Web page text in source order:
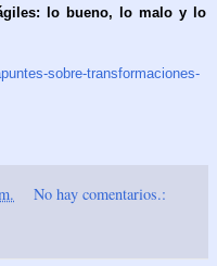
lo bueno, lo malo y lo
sobre-transformaciones-
No hay comentarios.: